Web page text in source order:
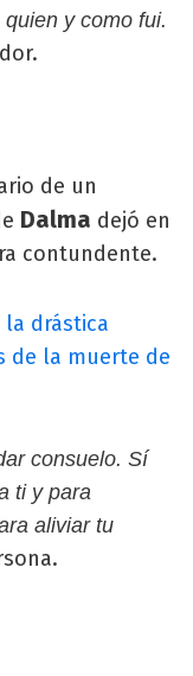
y como fui.
de un
Dalma dejó en
contundente.
la drástica
de la muerte de
consuelo. Sí
ti y para
aliviar tu